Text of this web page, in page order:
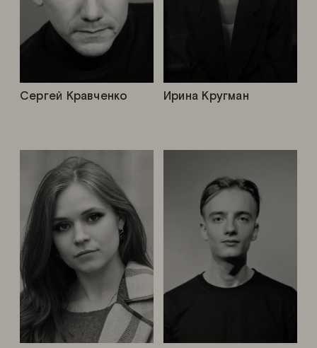
Ирина Кругман
Сергей Кравченко